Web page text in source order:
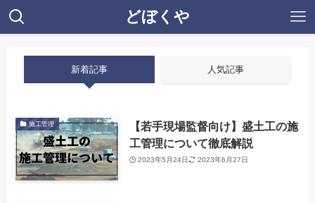
どぼくや
新着記事 人気記事
施工管理
【若手現場監督向け】盛土工の施
工管理について徹底解説
2023年5月24日 2023年6月27日